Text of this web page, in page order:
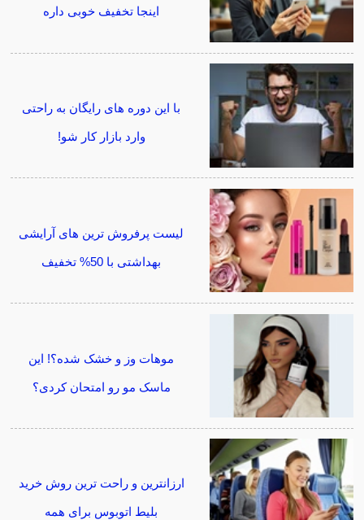
اینجا تخفیف خوبی داره
با این دوره های رایگان به راحتی
وارد بازار کار شو!
لیست پرفروش ترین های آرایشی
بهداشتی با 50% تخفیف
موهات وز و خشک شده؟! این
ماسک مو رو امتحان کردی؟
ارزانترین و راحت ترین روش خرید
بلیط اتوبوس برای همه